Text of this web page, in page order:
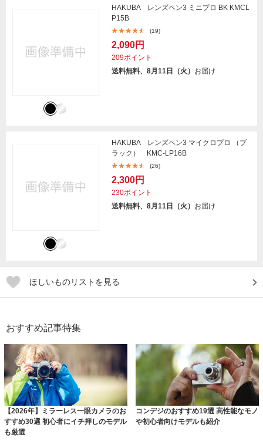
HAKUBA レンズペン3 ミニプロ BK KMCL
P15B
(19)
2,090円
209ポイント
送料無料、8月11日（火） お届け
HAKUBA レンズペン3 マイクロプロ （ブ
ラック） KMC-LP16B
(26)
2,300円
230ポイント
送料無料、8月11日（火） お届け
ほしいものリストを見る
おすすめ記事特集
【2026年】ミラーレス一眼カメラのお
すすめ30選 初心者にイチ押しのモデル
も厳選
コンデジのおすすめ19選 高性能なモノ
や初心者向けモデルも紹介